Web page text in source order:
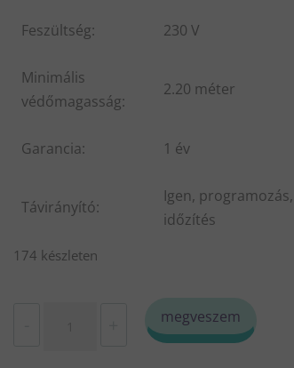
Feszültség: 230 V
Minimális
védőmagasság:
2.20 méter
Garancia: 1 év
Távirányító:
Igen, programozás,
időzítés
174 készleten
megveszem